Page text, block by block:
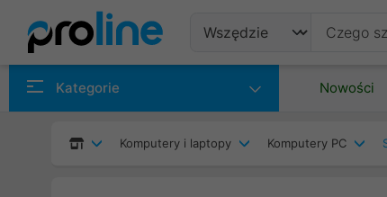
Kategorie Nowości
Komputery i laptopy Komputery PC